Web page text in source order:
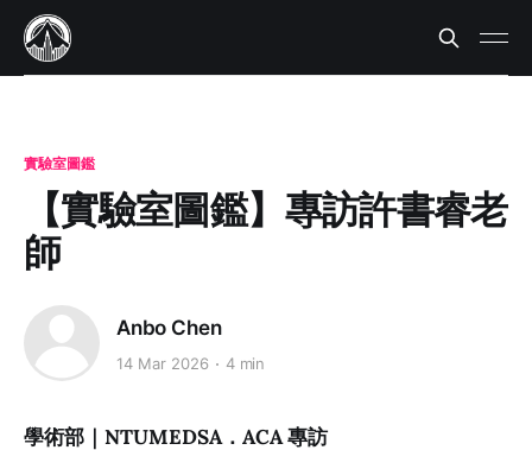
實驗室圖鑑
【實驗室圖鑑】專訪許書睿老
師
Anbo Chen
14 Mar 2026 4 min
學術部｜NTUMEDSA．ACA 專訪